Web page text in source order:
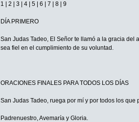
1 | 2 | 3 | 4 | 5 | 6 | 7 | 8 | 9
DÍA PRIMERO
San Judas Tadeo, El Señor te llamó a la gracia
sea fiel en el cumplimiento de su voluntad.
ORACIONES FINALES PARA TODOS LOS DÍAS
San Judas Tadeo, ruega por mí y por todos los que
Padrenuestro, Avemaría y Gloria.